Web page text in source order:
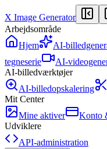
X Image Generator
Arbejdsområde
Hjem
AI-
tegneserie
AI-
AI-billedværktøjer
AI-billedopskalering
Mit Center
Mine aktiver
Konto
Udviklere
API-administration